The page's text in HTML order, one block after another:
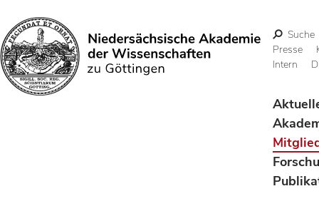
Suchen
Suche
Presse
Intern